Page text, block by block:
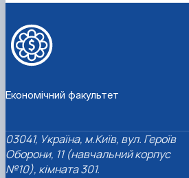
Економічний факультет
03041, Україна, м.Київ, вул. Героїв
Оборони, 11 (навчальний корпус
№10), кімната 301.